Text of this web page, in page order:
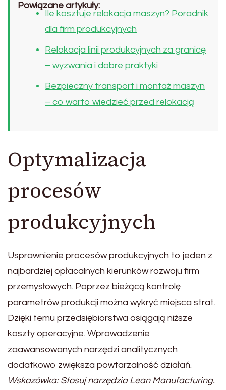
Powiązane artykuły:
Ile kosztuje relokacja maszyn? Poradnik
dla firm produkcyjnych
Relokacja linii produkcyjnych za granicę
– wyzwania i dobre praktyki
Bezpieczny transport i montaż maszyn
– co warto wiedzieć przed relokacją
Optymalizacja
procesów
produkcyjnych
Usprawnienie procesów produkcyjnych to jeden z
najbardziej opłacalnych kierunków rozwoju firm
przemysłowych. Poprzez bieżącą kontrolę
parametrów produkcji można wykryć miejsca strat.
Dzięki temu przedsiębiorstwa osiągają niższe
koszty operacyjne. Wprowadzenie
zaawansowanych narzędzi analitycznych
dodatkowo zwiększa powtarzalność działań.
Wskazówka: Stosuj narzędzia Lean Manufacturing.